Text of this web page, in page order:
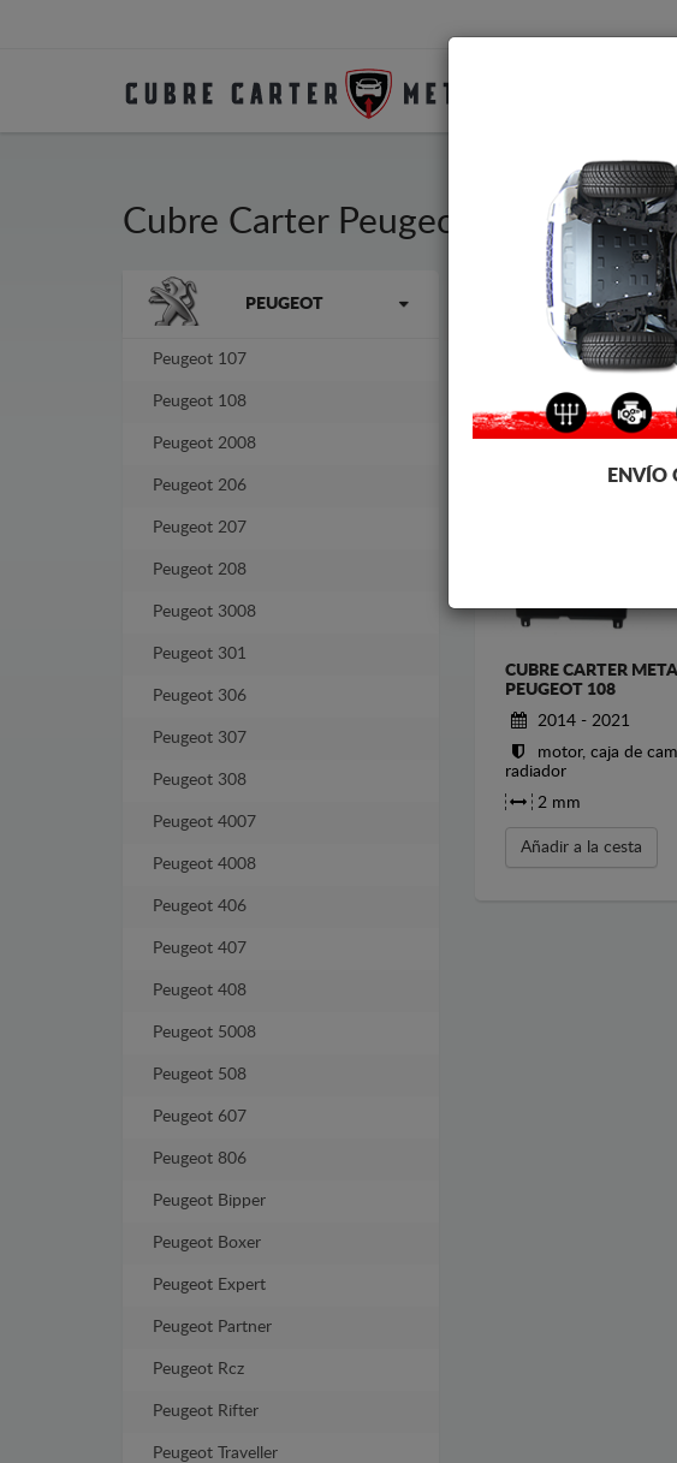
Cubre Carter Peugeot 108
La marca PEUGEOT
Peugeot 107
Peugeot 108
Peugeot 2008
Peugeot 206
Peugeot 207
Peugeot 208
Peugeot 3008
Peugeot 301
Peugeot 306
Peugeot 307
Peugeot 308
Peugeot 4007
Peugeot 4008
Peugeot 406
Peugeot 407
Peugeot 408
Peugeot 5008
Peugeot 508
Peugeot 607
Peugeot 806
Peugeot Bipper
Peugeot Boxer
Peugeot Expert
Peugeot Partner
Peugeot Rcz
Peugeot Rifter
Peugeot Traveller
Cubre carter metalico
fabricación. Cubre
No necesita
-14%
CUBRE CARTER
PEUGEOT 108
2014 - 2021
motor, caja de
radiador
2 mm
Añadir a la cesta
ENVÍO